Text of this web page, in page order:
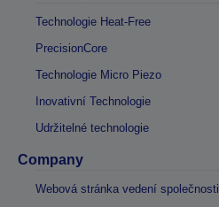
Technologie Heat-Free
PrecisionCore
Technologie Micro Piezo
Inovativní Technologie
Udržitelné technologie
Company
Webová stránka vedení společnosti